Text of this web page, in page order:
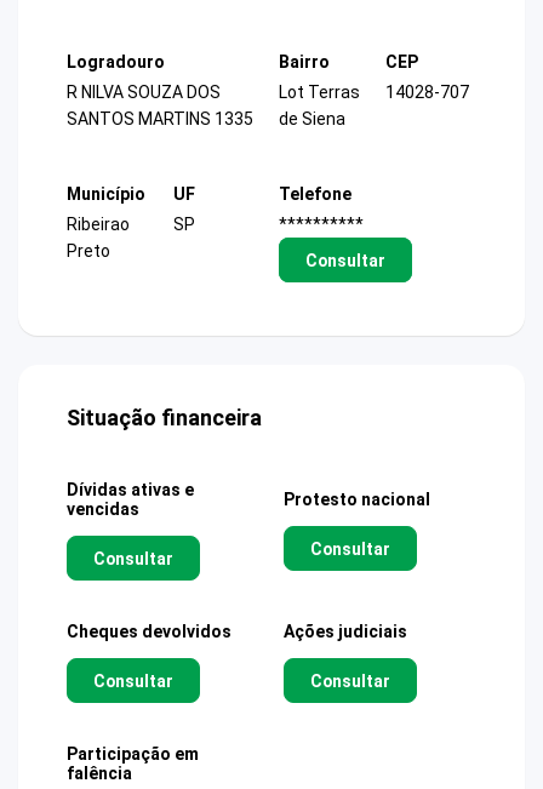
Logradouro
R NILVA SOUZA DOS
SANTOS MARTINS 1335
Bairro
Lot Terras
de Siena
CEP
14028-707
Município
Ribeirao
Preto
UF
SP
Telefone
**********
Consultar
Situação financeira
Dívidas ativas e
vencidas
Consultar
Protesto nacional
Consultar
Cheques devolvidos
Consultar
Ações judiciais
Consultar
Participação em
falência